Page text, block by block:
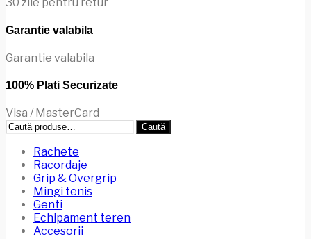
30 zile pentru retur
Garantie valabila
Garantie valabila
100% Plati Securizate
Visa / MasterCard
Caută
după:
Caută
Rachete
Racordaje
Grip & Overgrip
Mingi tenis
Genti
Echipament teren
Accesorii